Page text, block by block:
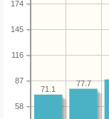
58
87
116
145
174
77.7
71.1